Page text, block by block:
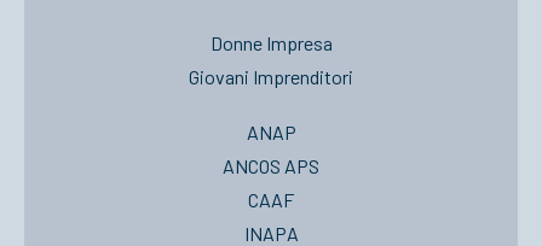
Donne Impresa
Giovani Imprenditori
ANAP
ANCOS APS
CAAF
INAPA